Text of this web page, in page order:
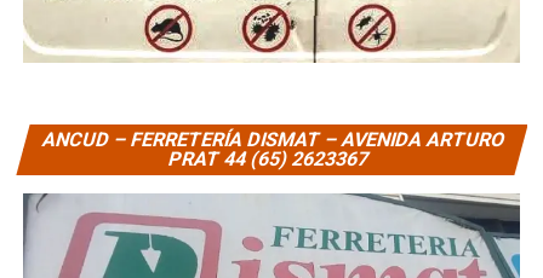
ANCUD – FERRETERÍA DISMAT – AVENIDA ARTURO
PRAT 44 (65) 2623367